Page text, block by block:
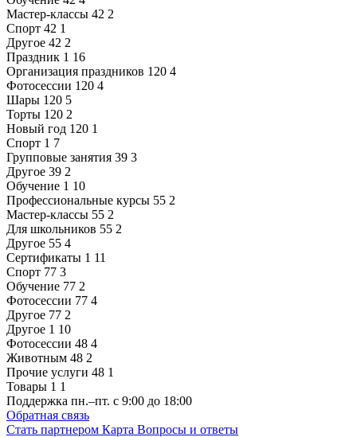
Мастер-классы 42 2
Спорт 42 1
Другое 42 2
Праздник 1 16
Организация праздников 120 4
Фотосессии 120 4
Шары 120 5
Торты 120 2
Новый год 120 1
Спорт 1 7
Групповые занятия 39 3
Другое 39 2
Обучение 1 10
Профессиональные курсы 55 2
Мастер-классы 55 2
Для школьников 55 2
Другое 55 4
Сертификаты 1 11
Спорт 77 3
Обучение 77 2
Фотосессии 77 4
Другое 77 2
Другое 1 10
Фотосессии 48 4
Животным 48 2
Прочие услуги 48 1
Товары 1 1
Поддержка пн.–пт. с 9:00 до 18:00
Обратная связь
Стать партнером Карта Вопросы и ответы